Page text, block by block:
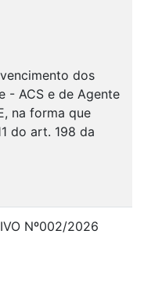
dos
- ACS e de Agente
na forma que
do art. 198 da
Nº002/2026